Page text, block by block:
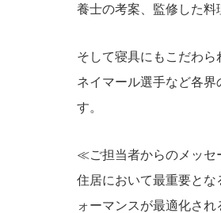
養士の考案、監修した料
そして寝具にもこだわら
ネイマール選手など各
す。
≪ご担当者からのメッ
住居において最重要と
ォーマンスが最適化さ